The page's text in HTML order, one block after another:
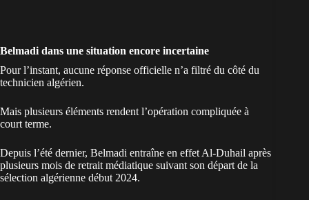
Belmadi dans une situation encore incertaine
Pour l’instant, aucune réponse officielle n’a filtré du côté du
technicien algérien.
Mais plusieurs éléments rendent l’opération compliquée à
court terme.
Depuis l’été dernier, Belmadi entraîne en effet Al-Duhail après
plusieurs mois de retrait médiatique suivant son départ de la
sélection algérienne début 2024.